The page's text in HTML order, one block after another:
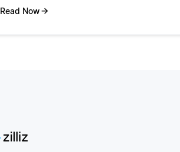
来了开发人员需要考虑的重要权衡。 精
Read Now